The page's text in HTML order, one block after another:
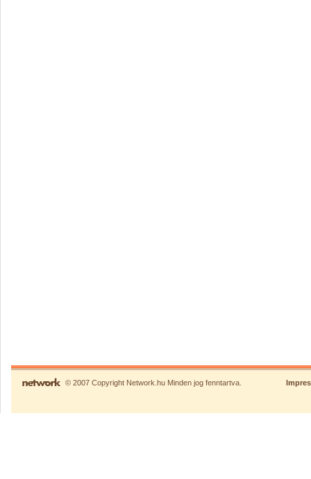
© 2007 Copyright Network.hu Minden jog fenntartva.